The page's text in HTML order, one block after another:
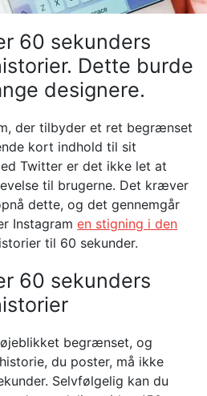
60 sekunders
Dette burde
designere.
der tilbyder et ret begrænset
kort indhold til sit
Twitter er det ikke let at
til brugerne. Det kræver
dette, og det gennemgår
Instagram en stigning i den
til 60 sekunder.
60 sekunders
begrænset, og
du poster, må ikke
Selvfølgelig kan du